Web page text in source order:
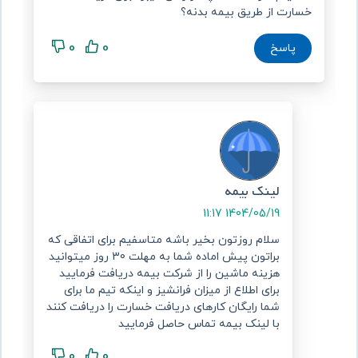
مدارک لازم برای تشکیل پرونده خسارت مالی
شخص ثالث
زیان‌دیده
اصل و کپی کارت خودرو و گواهینامه هر دو طرف
بیمه‌نامه شخص ثالث معتبر هر دو خودرو
گزارش پلیس یا
تصادفات ساده)
خودروها
فاکتور یا برآورد هزینه تعمیر (در صورت وجود)
سوالات متداول
1. آیا برای دریافت خسارت حتماً باید خودم به شرکت بیمه
خسارت از طریق بیمه بدنه؟
پاسخ 0
0
لینک بیمه
1404/05/19 11:17
سلام روزتون بخیر باشه متاسفیم برای اتفاقی که
براتون پیش اماده شما به مهلت 30 روز میتوانید
هزینه ماشین را از شرکت بیمه دریافت فرمایید
برای اطلاع از میزان فرانشیز و اینکه تیم ما برای
شما رایگان کارهای دریافت خسارت را دریافت کنند
با لینک بیمه تماس حاصل فرمایید